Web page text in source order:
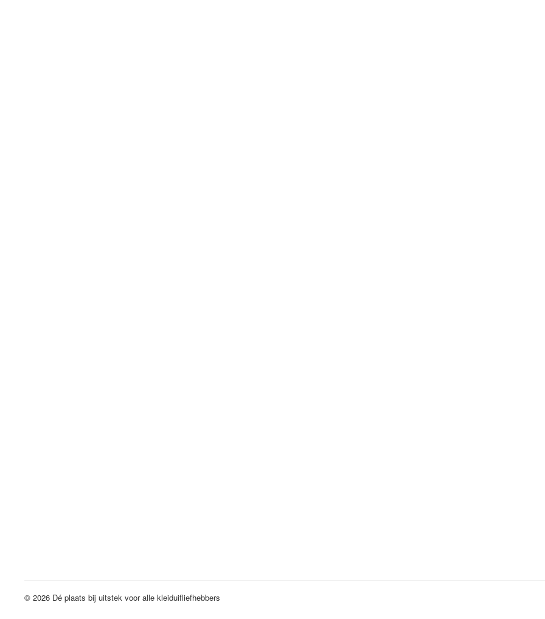
© 2026 Dé plaats bij uitstek voor alle kleiduifliefhebbers